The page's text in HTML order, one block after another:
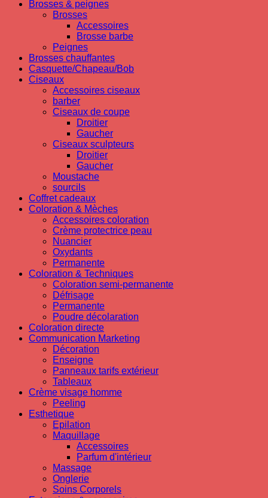
Brosses & peignes
Brosses
Accessoires
Brosse barbe
Peignes
Brosses chauffantes
Casquette/Chapeau/Bob
Ciseaux
Accessoires ciseaux
barber
Ciseaux de coupe
Droitier
Gaucher
Ciseaux sculpteurs
Droitier
Gaucher
Moustache
sourcils
Coffret cadeaux
Coloration & Mèches
Accessoires coloration
Crème protectrice peau
Nuancier
Oxydants
Permanente
Coloration & Techniques
Coloration semi-permanente
Défrisage
Permanente
Poudre décolaration
Coloration directe
Communication Marketing
Décoration
Enseigne
Panneaux tarifs extérieur
Tableaux
Crème visage homme
Peeling
Esthetique
Epilation
Maquillage
Accessoires
Parfum d'intérieur
Massage
Onglerie
Soins Corporels